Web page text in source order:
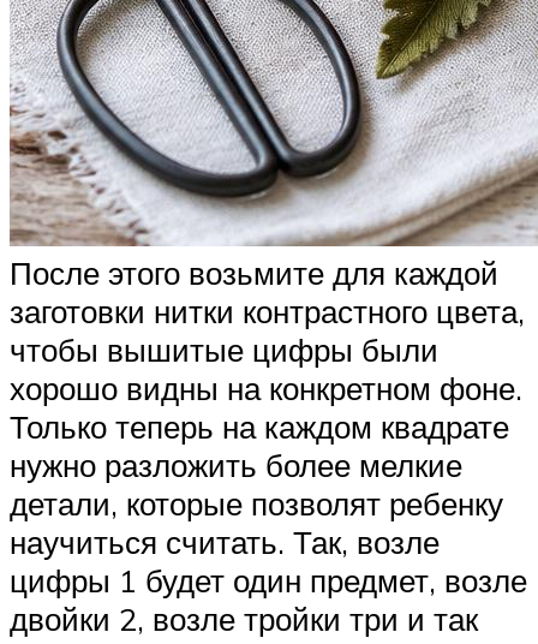
После этого возьмите для каждой
заготовки нитки контрастного цвета,
чтобы вышитые цифры были
хорошо видны на конкретном фоне.
Только теперь на каждом квадрате
нужно разложить более мелкие
детали, которые позволят ребенку
научиться считать. Так, возле
цифры 1 будет один предмет, возле
двойки 2, возле тройки три и так